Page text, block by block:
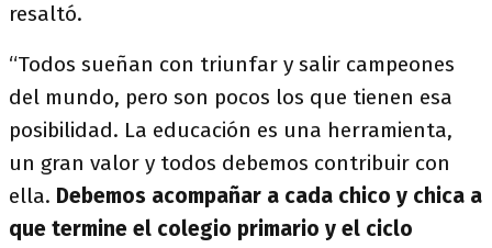
resaltó.
“Todos sueñan con triunfar y salir campeones
del mundo, pero son pocos los que tienen esa
posibilidad. La educación es una herramienta,
un gran valor y todos debemos contribuir con
ella. Debemos acompañar a cada chico y chica a
que termine el colegio primario y el ciclo